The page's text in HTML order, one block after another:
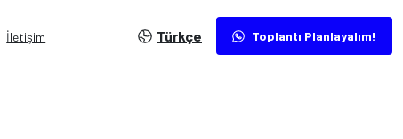
İletişim Türkçe Toplantı Planlayalım!